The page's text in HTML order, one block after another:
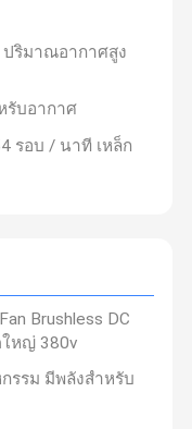
ริมาณอากาศสูง
รับอากาศ
รอบ / นาที เหล็ก
Brushless DC
หญ่ 380v
รรม มีพลังสําหรับ